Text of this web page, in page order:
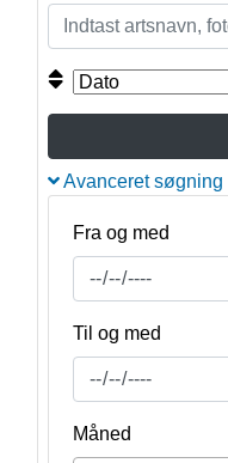
Avanceret søgning
Fra og med
Til og med
Måned